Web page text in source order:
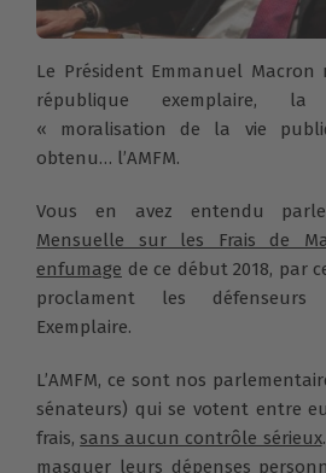
Le Président Emmanuel
république exemplaire, la
« moralisation de la vie
obtenu… l’AMFM.
Vous en avez entendu
Mensuelle sur les Frais de
enfumage de ce début 2018, par
proclament les défenseurs
Exemplaire.
L’AMFM, ce sont nos
sénateurs) qui se votent entre
frais, sans aucun contrôle sérieux
masquer leurs dépenses